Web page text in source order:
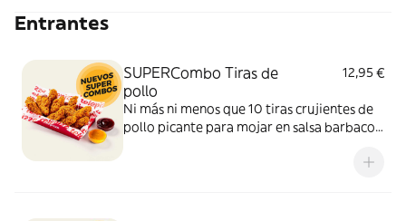
Entrantes
SUPERCombo Tiras de
pollo
12,95 €
Ni más ni menos que 10 tiras crujientes de
pollo picante para mojar en salsa barbacoa
de solomillos de pollo, tiernos y sabrosos,